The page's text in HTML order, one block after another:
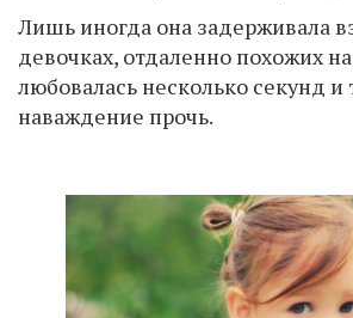
Лишь иногда она задерживала
девочках, отдаленно похожих
любовалась несколько секунд и
наваждение прочь.